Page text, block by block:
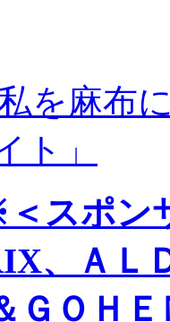
を麻布
ト」
スポン
、ＡＬ
ＧＯＨ